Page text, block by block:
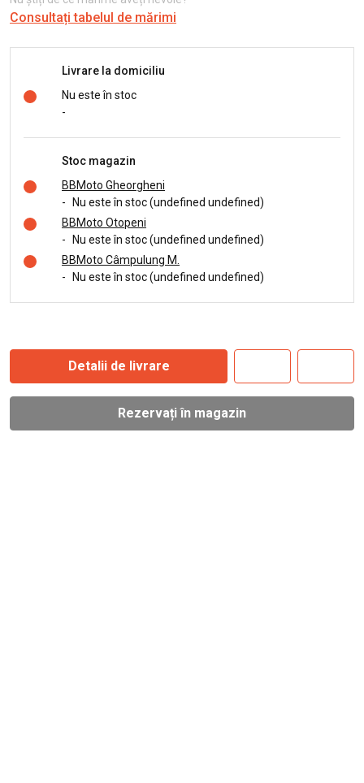
Consultați tabelul de mărimi
Livrare la domiciliu
Nu este în stoc
-
Stoc magazin
BBMoto Gheorgheni
-
Nu este în stoc (undefined undefined)
BBMoto Otopeni
-
Nu este în stoc (undefined undefined)
BBMoto Câmpulung M.
-
Nu este în stoc (undefined undefined)
Detalii de livrare
Rezervați în magazin